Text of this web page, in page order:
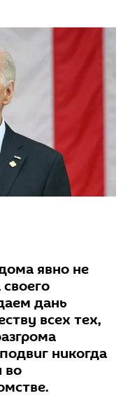
явно не
дань
всех тех,
никогда
во